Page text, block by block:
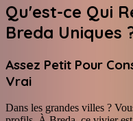
Qu'est-ce Qui
Breda Uniques
Assez Petit Pour
Vrai
Dans les grandes villes ?